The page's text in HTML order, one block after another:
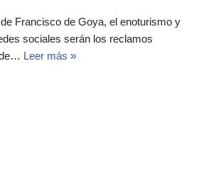
Francisco de Goya, el enoturismo y
sociales serán los reclamos
Leer más »